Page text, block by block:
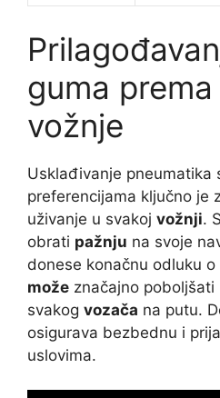
guma
vožnje
Usklađivanje pneumatika
preferencijama ključno je
uživanje u svakoj vožnji.
obrati pažnju na svoje
donese konačnu odluku o
može značajno
svakog vozača na putu.
osigurava bezbednu i
uslovima.